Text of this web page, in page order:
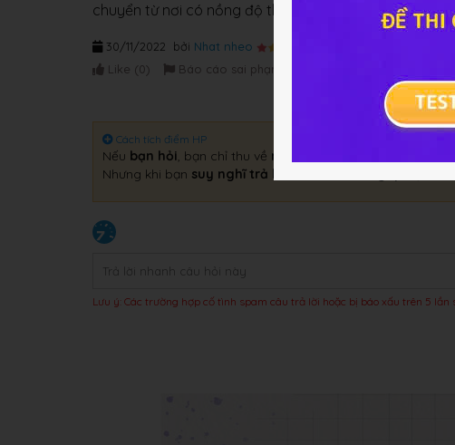
chuyển từ nơi có nồng độ thấp đến nơi có nồng độ
bởi Nhat nheo
30/11/2022
Like (0) Báo cáo sai phạm
Cách tích điểm HP
Nếu bạn hỏi, bạn chỉ thu về một câu trả lời
Nhưng khi bạn suy nghĩ trả lời
Lưu ý: Các trường hợp cố tình spam câu trả lời hoặc bị báo xấu trên 5 lần